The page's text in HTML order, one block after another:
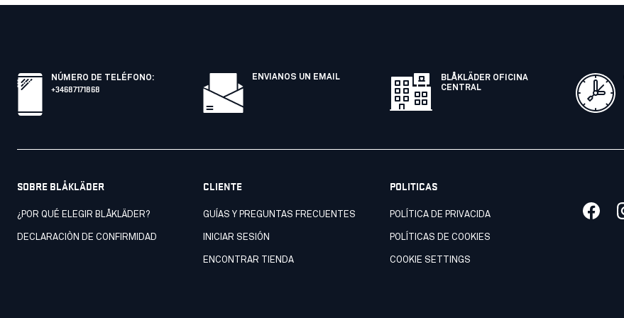
NÚMERO DE TELÉFONO:
+34687171868
ENVIANOS UN EMAIL
BLÅKLÄDER OFICINA
CENTRAL
SOBRE BLÅKLÄDER
¿POR QUÉ ELEGIR BLÅKLÄDER?
DECLARACIÒN DE CONFIRMIDAD
CLIENTE
GUÍAS Y PREGUNTAS FRECUENTES
INICIAR SESIÓN
ENCONTRAR TIENDA
POLITICAS
POLÍTICA DE PRIVACIDA
POLÍTICAS DE COOKIES
COOKIE SETTINGS